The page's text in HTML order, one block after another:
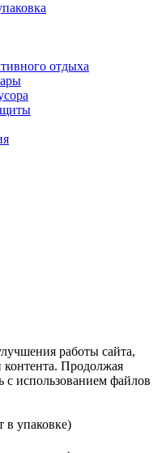
отдыха
работы сайта,
контента. Продолжая
с использованием файлов